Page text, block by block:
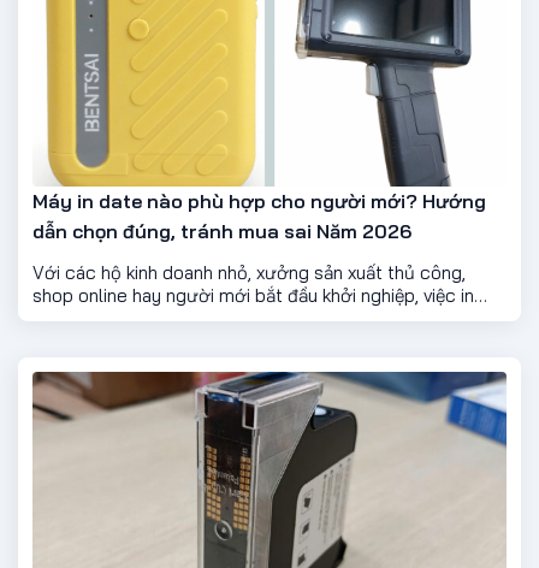
Máy in date nào phù hợp cho người mới? Hướng
dẫn chọn đúng, tránh mua sai Năm 2026
Với các hộ kinh doanh nhỏ, xưởng sản xuất thủ công,
shop online hay người mới bắt đầu khởi nghiệp, việc in
ngày sản xuất – hạn sử dụng – số lô là điều gần như bắt
date nào cho dễ dùng, ít lỗi, chi phí hợp lý?